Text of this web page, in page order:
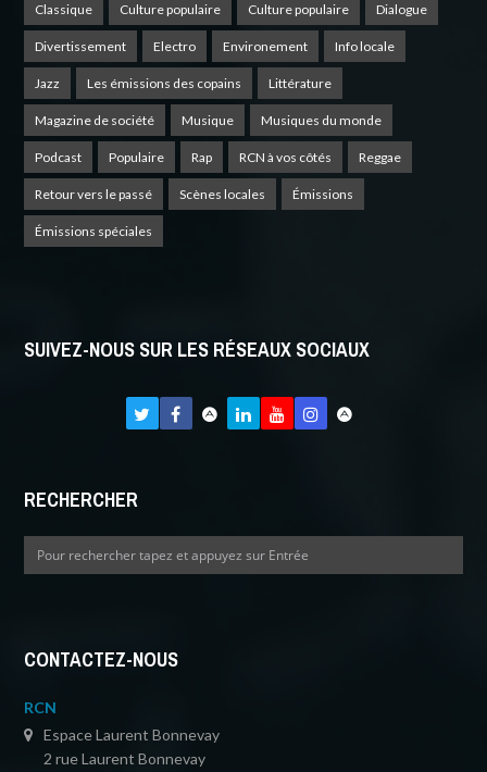
Classique Culture populaire Culture populaire Dialogue
Divertissement Electro Environement Info locale
Jazz Les émissions des copains Littérature
Magazine de société Musique Musiques du monde
Podcast Populaire Rap RCN à vos côtés Reggae
Retour vers le passé Scènes locales Émissions
Émissions spéciales
SUIVEZ-NOUS SUR LES RÉSEAUX SOCIAUX
RECHERCHER
CONTACTEZ-NOUS
RCN
Espace Laurent Bonnevay
2 rue Laurent Bonnevay